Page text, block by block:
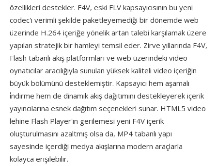
özellikleri destekler. F4V, eski FLV kapsayıcısının bu yeni
codec'ı verimli şekilde paketleyemediği bir dönemde web
üzerinde H.264 içeriğe yönelik artan talebi karşılamak üzere
yapılan stratejik bir hamleyi temsil eder. Zirve yıllarında F4V,
Flash tabanlı akış platformları ve web üzerindeki video
oynatıcılar aracılığıyla sunulan yüksek kaliteli video içeriğin
büyük bölümünü desteklemiştir. Kapsayıcı hem aşamalı
i̇ndirme hem de dinamik akış dağıtımını destekleyerek içerik
yayıncılarına esnek dağıtım seçenekleri sunar. HTML5 video
lehine Flash Player'ın gerilemesi yeni F4V içerik
oluşturulmasını azaltmış olsa da, MP4 tabanlı yapı
sayesinde içerdiği medya akışlarına modern araçlarla
kolayca erişilebilir.